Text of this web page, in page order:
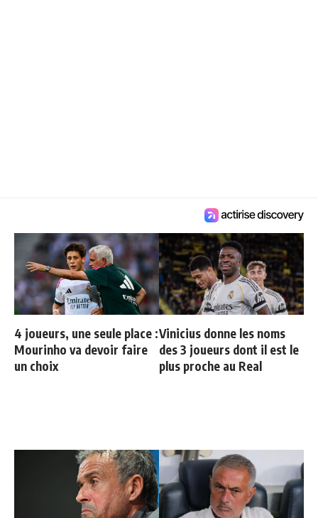
4 joueurs, une seule place :
Mourinho va devoir faire
un choix
Vinicius donne les noms
des 3 joueurs dont il est le
plus proche au Real